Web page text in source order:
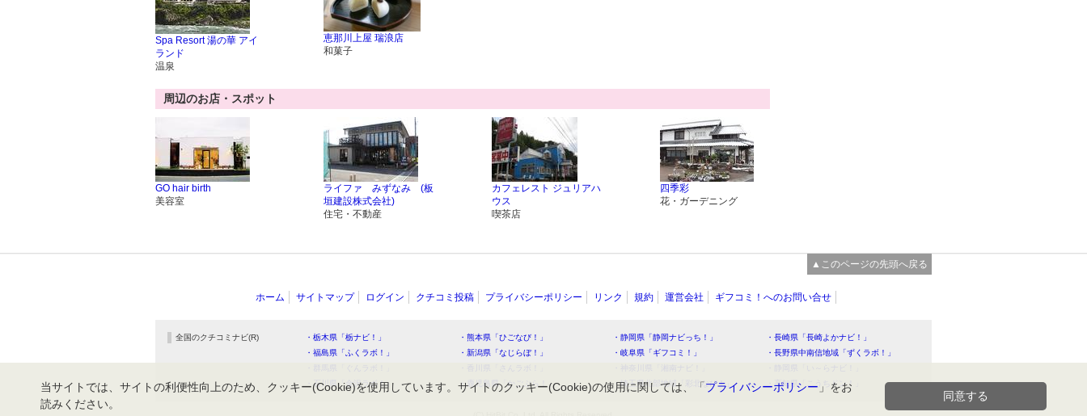
Spa Resort 湯の華 アイ
ランド
温泉
恵那川上屋 瑞浪店
和菓子
周辺のお店・スポット
GO hair birth
美容室
ライファ みずなみ (板
垣建設株式会社)
住宅・不動産
カフェレスト ジュリアハ
ウス
喫茶店
四季彩
花・ガーデニング
▲このページの先頭へ戻る
ホーム サイトマップ ログイン クチコミ投稿 プライバシーポリシー リンク 規約 運営会社 ギフコミ！へのお問い合せ
全国のクチコミナビ(R) ・栃木県「栃ナビ！」 ・熊本県「ひごなび！」 ・静岡県「静岡ナビっち！」
・長崎県「長崎よかナビ！」
・福島県「ふくラボ！」
・新潟県「なじらぼ！」 ・岐阜県「ギフコミ！」
・長野県中南信地域「ずくラボ！」
・石川県「金沢ラボ！」
・鹿児島県「かごぶら！」 ・埼玉県北部地域「彩北なび！」 ・高知県「こうちドン！」
当サイトでは、サイトの利便性向上のため、クッキー(Cookie)を使用しています。サイトのクッキー(Cookie)の使用に関しては、「プライバシーポリシー 」をお
読みください。
同意する